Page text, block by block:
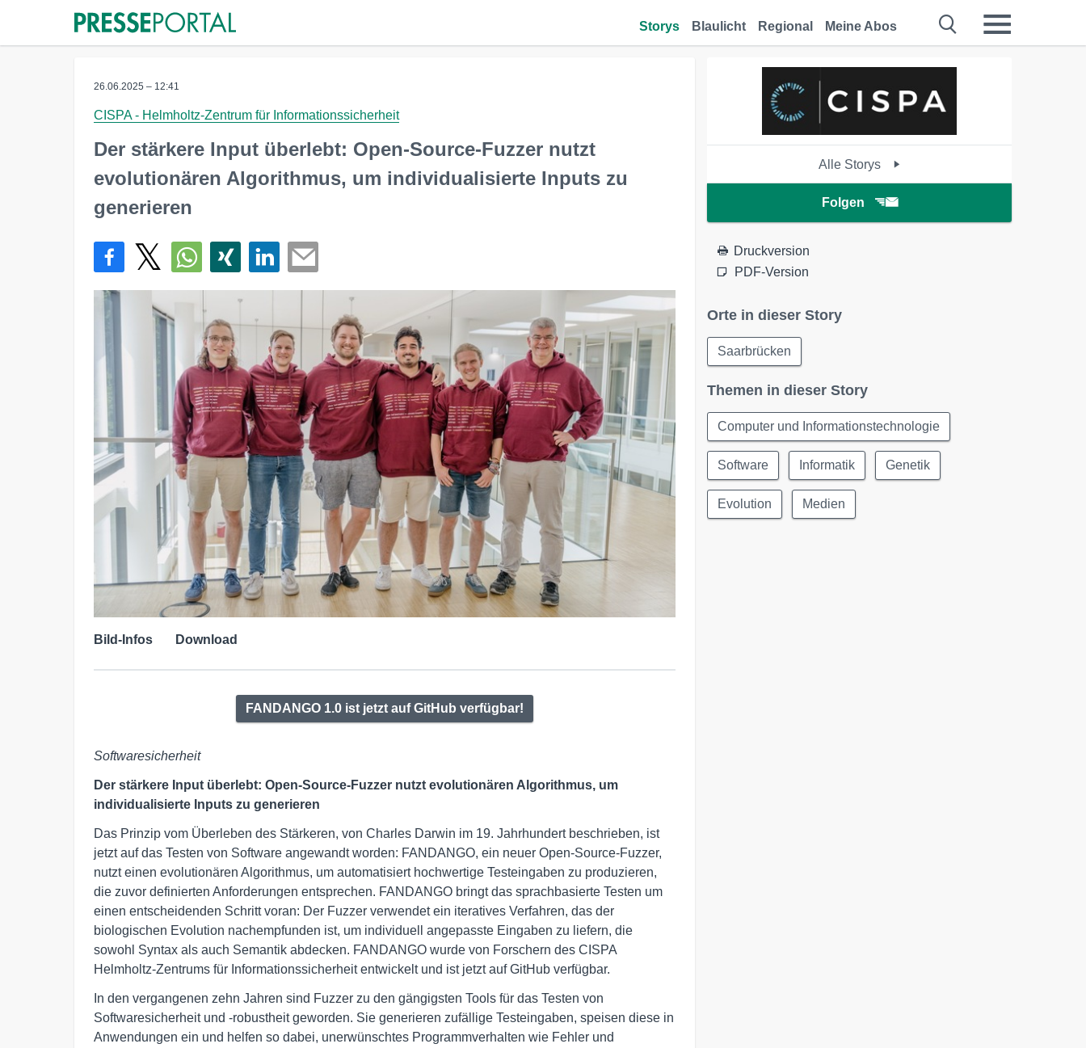
Storys Blaulicht Regional Meine Abos
26.06.2025 – 12:41
CISPA - Helmholtz-Zentrum für Informationssicherheit
Der stärkere Input überlebt: Open-Source-Fuzzer nutzt
evolutionären Algorithmus, um individualisierte Inputs zu
generieren
Bild-Infos Download
FANDANGO 1.0 ist jetzt auf GitHub verfügbar!
Softwaresicherheit
Der stärkere Input überlebt: Open-Source-Fuzzer nutzt evolutionären Algorithmus, um
individualisierte Inputs zu generieren
Das Prinzip vom Überleben des Stärkeren, von Charles Darwin im 19. Jahrhundert beschrieben, ist
jetzt auf das Testen von Software angewandt worden: FANDANGO, ein neuer Open-Source-Fuzzer,
nutzt einen evolutionären Algorithmus, um automatisiert hochwertige Testeingaben zu produzieren,
die zuvor definierten Anforderungen entsprechen. FANDANGO bringt das sprachbasierte Testen um
einen entscheidenden Schritt voran: Der Fuzzer verwendet ein iteratives Verfahren, das der
biologischen Evolution nachempfunden ist, um individuell angepasste Eingaben zu liefern, die
sowohl Syntax als auch Semantik abdecken. FANDANGO wurde von Forschern des CISPA
Helmholtz-Zentrums für Informationssicherheit entwickelt und ist jetzt auf GitHub verfügbar.
In den vergangenen zehn Jahren sind Fuzzer zu den gängigsten Tools für das Testen von
Softwaresicherheit und -robustheit geworden. Sie generieren zufällige Testeingaben, speisen diese in
Anwendungen ein und helfen so dabei, unerwünschtes Programmverhalten wie Fehler und
Alle Storys
Folgen
Druckversion
PDF-Version
Orte in dieser Story
Saarbrücken
Themen in dieser Story
Computer und Informationstechnologie
Software Informatik Genetik
Evolution Medien